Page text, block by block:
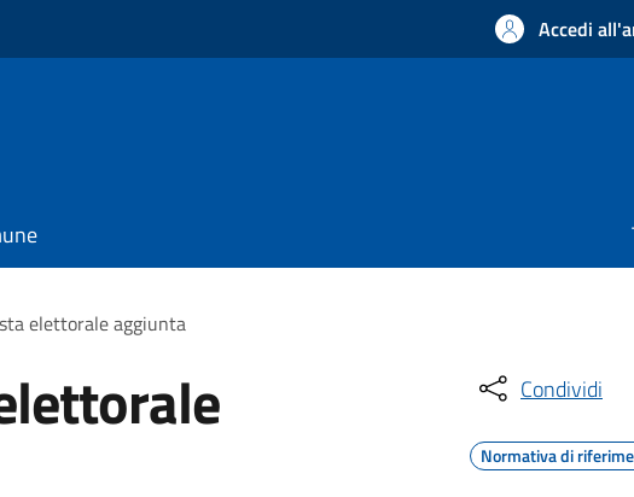
Accedi
elettorale aggiunta
Condividi
Normativa di